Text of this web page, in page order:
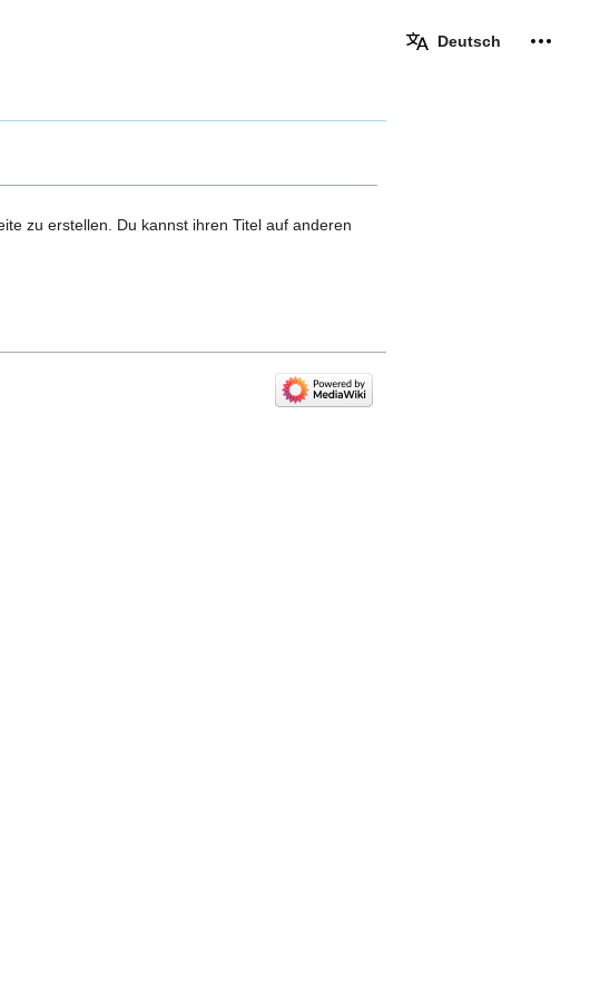
Deutsch
zu erstellen. Du kannst ihren Titel auf anderen